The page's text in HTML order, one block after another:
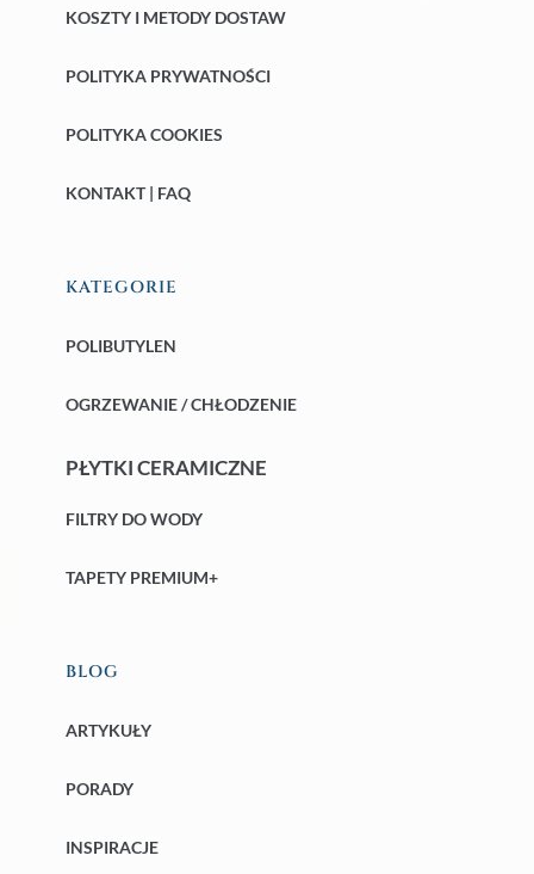
KOSZTY I METODY DOSTAW
POLITYKA PRYWATNOŚCI
POLITYKA COOKIES
KONTAKT | FAQ
KATEGORIE
POLIBUTYLEN
OGRZEWANIE / CHŁODZENIE
PŁYTKI CERAMICZNE
FILTRY DO WODY
TAPETY PREMIUM+
BLOG
ARTYKUŁY
PORADY
INSPIRACJE